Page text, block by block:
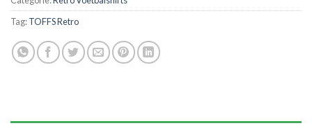
Tag:TOFFS Retro